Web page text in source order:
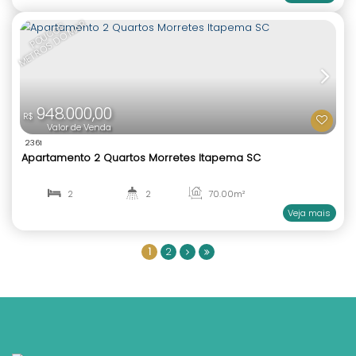
R$850.000,00
Residencial Lisboa Apartamento 2 Suítes
2 2 70.00m²
2
1 2